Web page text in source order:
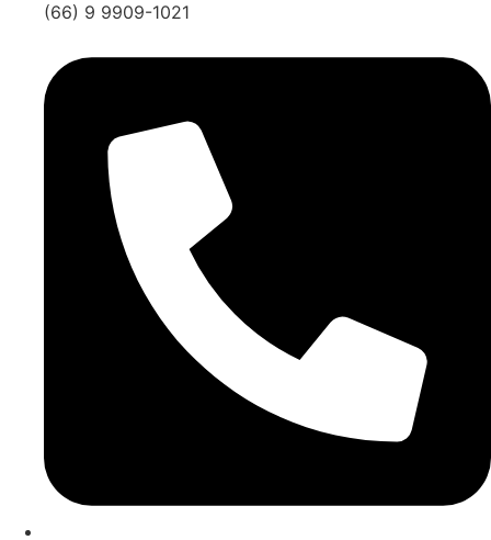
(66) 9 9909-1021